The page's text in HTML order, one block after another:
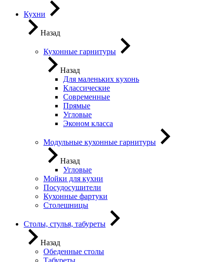
Кухни
Назад
Кухонные гарнитуры
Назад
Для маленьких кухонь
Классические
Современные
Прямые
Угловые
Эконом класса
Модульные кухонные гарнитуры
Назад
Угловые
Мойки для кухни
Посудосушители
Кухонные фартуки
Столешницы
Столы, стулья, табуреты
Назад
Обеденные столы
Табуреты